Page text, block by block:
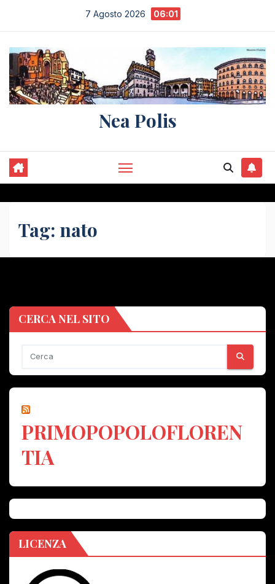
contenuto
7 Agosto 2026 06:01
Nea Polis
Tag: nato
CERCA NEL SITO
PRIMOPOPOLOFLOREN
TIA
LICENZA